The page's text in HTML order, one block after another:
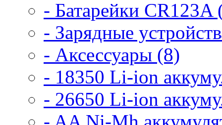
- Батарейки CR123A
- Зарядные
- Аксессуары (8)
- 18350 Li-ion
- 26650 Li-ion